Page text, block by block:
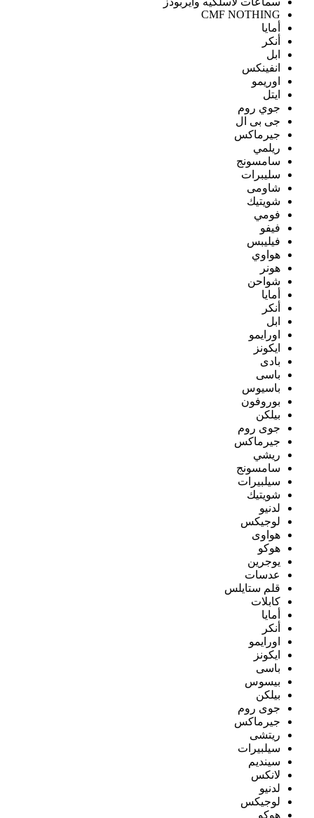
CMF NOTHING
أمايا
أنكر
ابل
انفينكس
اوريمو
ايتل
جوي روم
جى بى ال
جيرماكس
ريلمي
سامسونج
سليبرات
شاومى
شويتيك
فومي
فيفو
فيليبس
هواوي
هونر
شواحن
أمايا
أنكر
ابل
اورايمو
ايكونز
بادى
باسى
باسيوس
بوروفون
بيلكن
جوى روم
جيرماكس
ريشي
سامسونج
سيلبيرات
شويتيك
لدنيو
لوجيكس
هواوى
هوكو
يوجرين
عدسات
قلم ستايلس
كابلات
أمايا
أنكر
اورايمو
ايكونز
باسى
بيسوس
بيلكن
جوى روم
جيرماكس
ريتشى
سيلبيرات
سينديم
لانكس
لدنيو
لوجيكس
هوكو